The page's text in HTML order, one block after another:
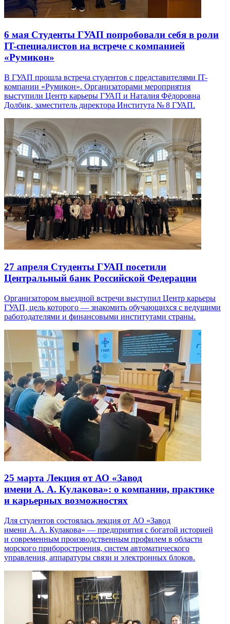
6 мая Студенты ГУАП попробовали себя в роли
IT-специалистов на встрече с компанией
«Румикон»
В ГУАП прошла встреча студентов с представителями IT-
компании «Румикон». Организаторами мероприятия
выступили Центр карьеры ГУАП и Наталия Фёдоровна
Долбик, заместитель директора Института № 8 ГУАП.
27 апреля Студенты ГУАП посетили
Центральный банк Российской Федерации
Организатором выездной встречи выступил Центр карьеры
ГУАП, цель которого — знакомить обучающихся с ведущими
работодателями и финансовыми институтами страны.
25 марта Лекция от АО «Завод
имени А. А. Кулакова»: о компании, практике
и карьерных возможностях
Для студентов состоялась лекция от АО «Завод
имени А. А. Кулакова» — предприятия с богатой историей
и современным производственным профилем в области
морского приборостроения, систем автоматического
управления, аппаратуры связи и электронных блоков.